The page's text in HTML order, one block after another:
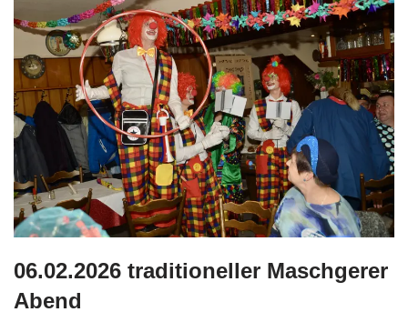
06.02.2026 traditioneller Maschgerer
Abend